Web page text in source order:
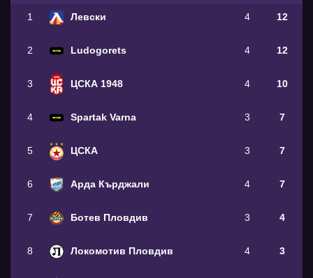
1 Левски 4 12
2 Ludogorets 4 12
3 ЦСКА 1948 4 10
4 Spartak Varna 3 7
5 ЦСКА 3 7
6 Арда Кърджали 4 7
7 Ботев Пловдив 3 4
8 Локомотив Пловдив 4 3